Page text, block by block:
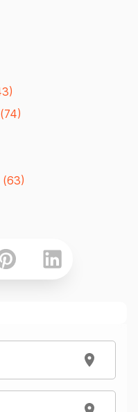
(63)